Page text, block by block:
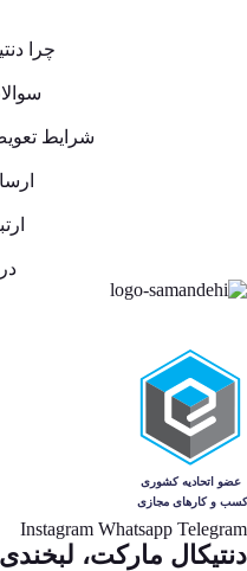
چرا
شرایط
Telegram
Whatsapp
Instagram
دنتیکال مارکت، لبخندی